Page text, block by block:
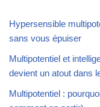
Hypersensible
sans vous épuiser
Multipotentiel et
devient un atout dans
Multipotentiel :